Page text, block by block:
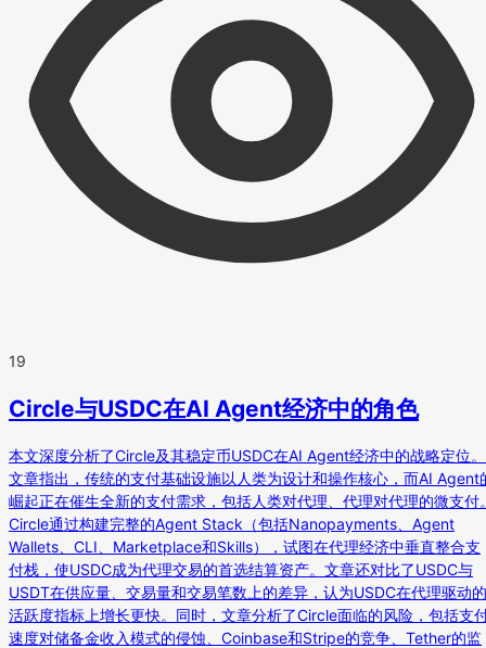
19
Circle与USDC在AI Agent经济中的角色
本文深度分析了Circle及其稳定币USDC在AI Agent经济中的战略定位。
文章指出，传统的支付基础设施以人类为设计和操作核心，而AI Agent
崛起正在催生全新的支付需求，包括人类对代理、代理对代理的微支付
Circle通过构建完整的Agent Stack（包括Nanopayments、Agent
Wallets、CLI、Marketplace和Skills），试图在代理经济中垂直整合支
付栈，使USDC成为代理交易的首选结算资产。文章还对比了USDC与
USDT在供应量、交易量和交易笔数上的差异，认为USDC在代理驱动的
活跃度指标上增长更快。同时，文章分析了Circle面临的风险，包括支
速度对储备金收入模式的侵蚀、Coinbase和Stripe的竞争、Tether的监